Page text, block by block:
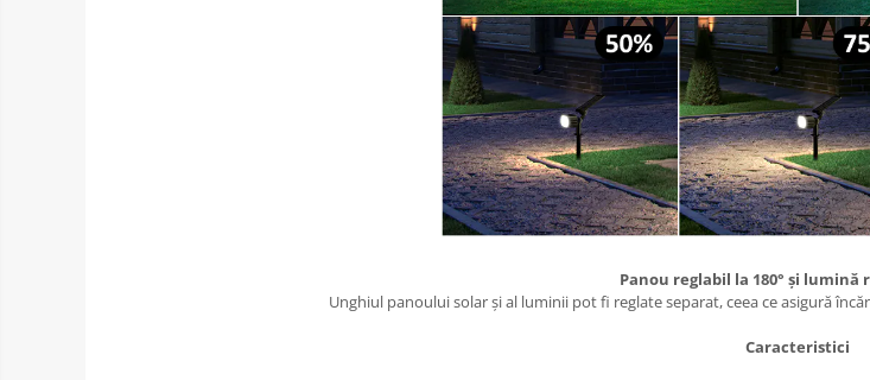
Panou reglabil la 180° și lumină
Unghiul panoului solar și al luminii pot fi reglate separat, ceea ce asigură
Caracteristici